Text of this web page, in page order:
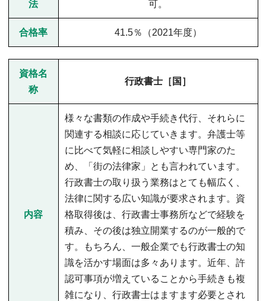
法
可。
合格率 41.5％（2021年度）
資格名
称
行政書士［国］
内容
様々な書類の作成や手続き代行、それらに
関連する相談に応じていきます。弁護士等
に比べて気軽に相談しやすい専門家のた
め、「街の法律家」とも言われています。
行政書士の取り扱う業務はとても幅広く、
法律に関する広い知識が要求されます。資
格取得後は、行政書士事務所などで経験を
積み、その後は独立開業するのが一般的で
す。もちろん、一般企業でも行政書士の知
識を活かす場面は多々あります。近年、許
認可事項が増えていることから手続きも複
雑になり、行政書士はますます必要とされ